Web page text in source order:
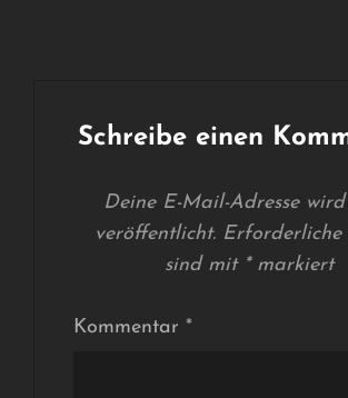
Schreibe einen
Deine E-Mail-Adresse
veröffentlicht. Erforderliche
sind mit *markiert
Kommentar *